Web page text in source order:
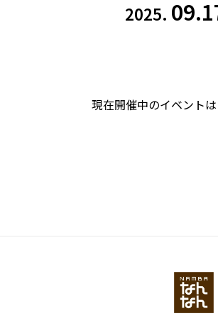
2025.
現在開催中のイベントは